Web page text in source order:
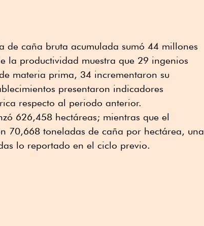
de caña bruta acumulada sumó 44 millones
la productividad muestra que 29 ingenios
materia prima, 34 incrementaron su
presentaron indicadores
respecto al periodo anterior.
626,458 hectáreas; mientras que el
70,668 toneladas de caña por hectárea, una
lo reportado en el ciclo previo.